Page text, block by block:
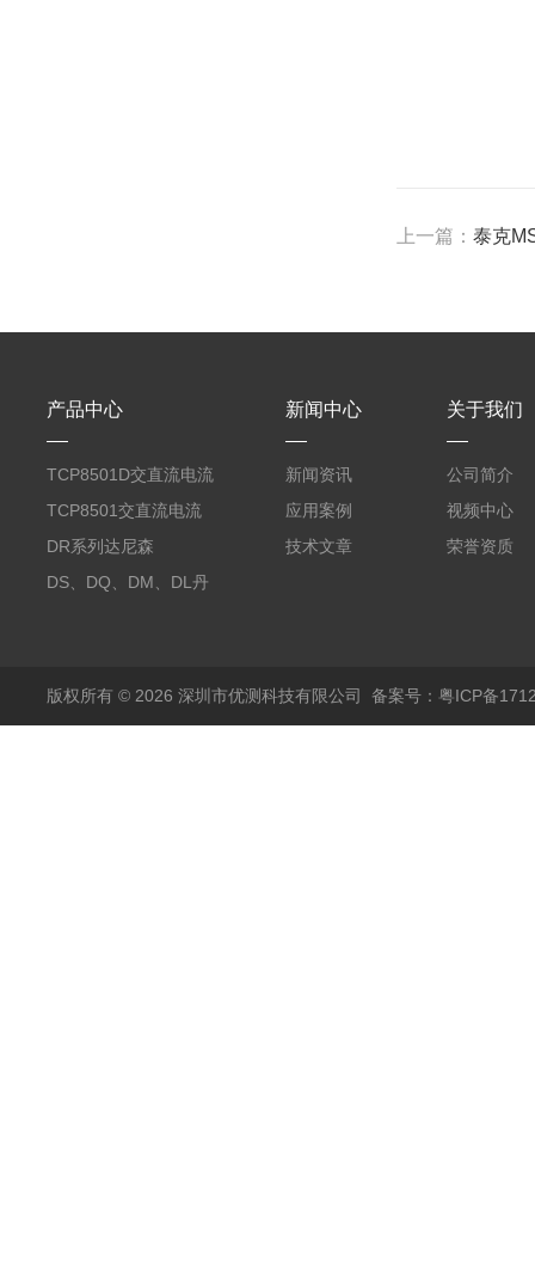
上一篇：泰克
产品中心
TCP8501D交直流电流
探头500A
TCP8501交直流电流
探头500A
DR系列达尼森
Danisense高精度电流
DS、DQ、DM、DL丹
新闻中心
新闻资讯
应用案例
技术文章
关于我们
公司简介
视频中心
荣誉资质
版权所有 © 2026 深圳市优测科技有限公司 备案号：粤ICP备